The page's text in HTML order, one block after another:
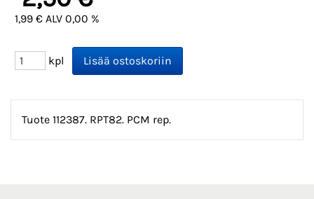
1,99 € ALV 0,00 %
kpl
Tuote 112387. RPT82. PCM rep.